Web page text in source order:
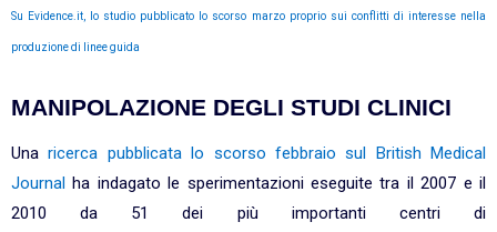
Su Evidence.it, lo studio pubblicato lo scorso marzo proprio sui conflitti di interesse nella
produzione di linee guida
MANIPOLAZIONE DEGLI STUDI CLINICI
Unaricerca pubblicata lo scorso febbraio sul British Medical
Journal
ha indagato le sperimentazioni eseguite tra il 2007 e il
2010 da 51 dei più importanti centri di